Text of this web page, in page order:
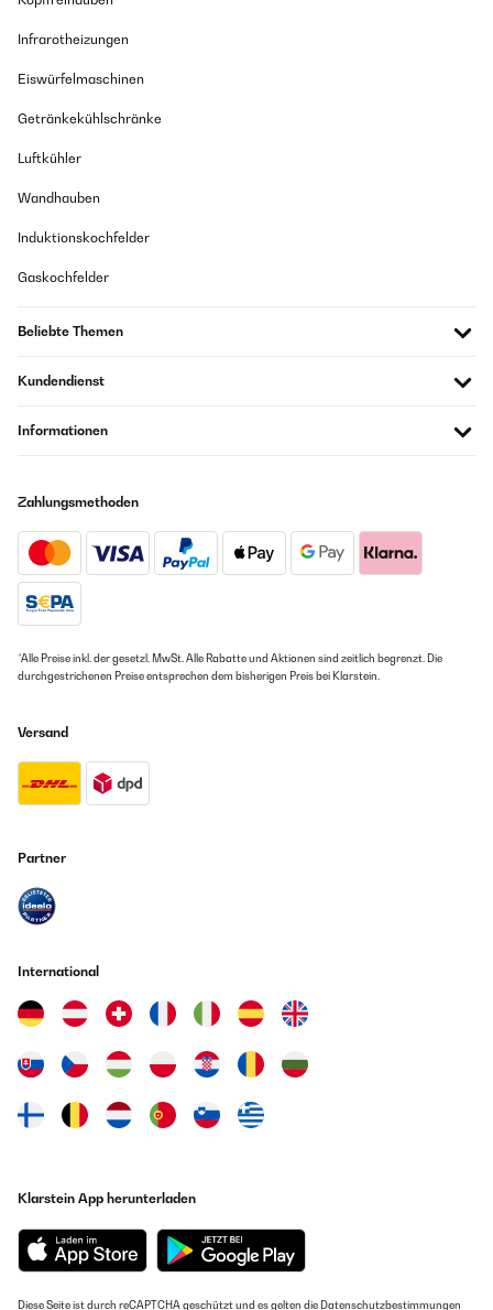
Infrarotheizungen
Eiswürfelmaschinen
Getränkekühlschränke
Luftkühler
Wandhauben
Induktionskochfelder
Gaskochfelder
Beliebte Themen
Kundendienst
Informationen
Zahlungsmethoden
*Alle Preise inkl. der gesetzl. MwSt. Alle Rabatte und Aktionen sind zeitlich begrenzt. Die
durchgestrichenen Preise entsprechen dem bisherigen Preis bei Klarstein.
Versand
Partner
International
Klarstein App herunterladen
Diese Seite ist durch reCAPTCHA geschützt und es gelten die Datenschutzbestimmungen